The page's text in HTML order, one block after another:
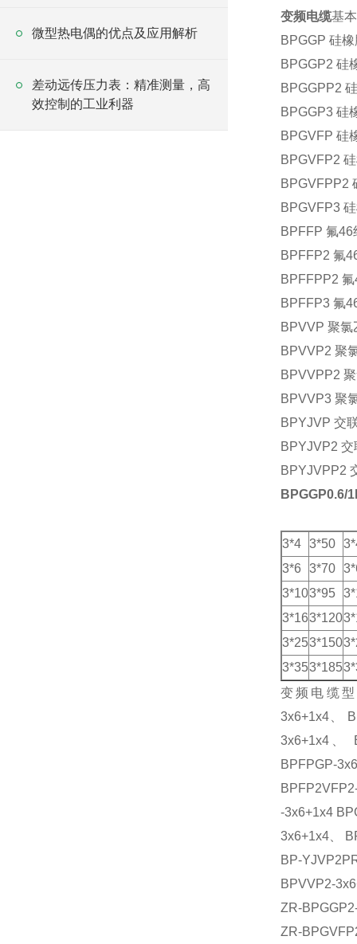
微型热电偶的优点及应用解析
差动远传压力表：精准测量，高
效控制的工业利器
变频电缆基
BPGGP 硅
BPGGP2 硅
BPGGPP2
BPGGP3 硅
BPGVFP 硅
BPGVFP2
BPGVFPP2
BPGVFP3
BPFFP 氟
BPFFP2 氟
BPFFPP2
BPFFP3 氟
BPVVP 聚
BPVVP2 聚
BPVVPP2
BPVVP3 聚
BPYJVP 交
BPYJVP2
BPYJVPP2
BPGGP0.6/
3*4 3*50
3*6
3*70
3*103*95
3*163*120
3*253*150
3*353*185
变频电缆
3x6+1x4、
3x6+1x4、
BPFPGP-
-3x6+1x4
3x6+1x4、
BP-
BPVVP2-
ZR-
ZR-